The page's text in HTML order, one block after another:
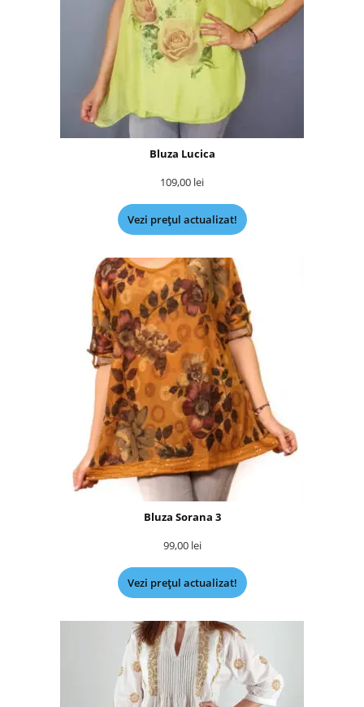
Bluza Lucica
109,00 lei
Vezi prețul actualizat!
Bluza Sorana 3
99,00 lei
Vezi prețul actualizat!